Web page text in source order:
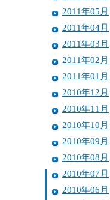
2011年05月
2011年04月
2011年03月
2011年02月
2011年01月
2010年12月
2010年11月
2010年10月
2010年09月
2010年08月
2010年07月
2010年06月